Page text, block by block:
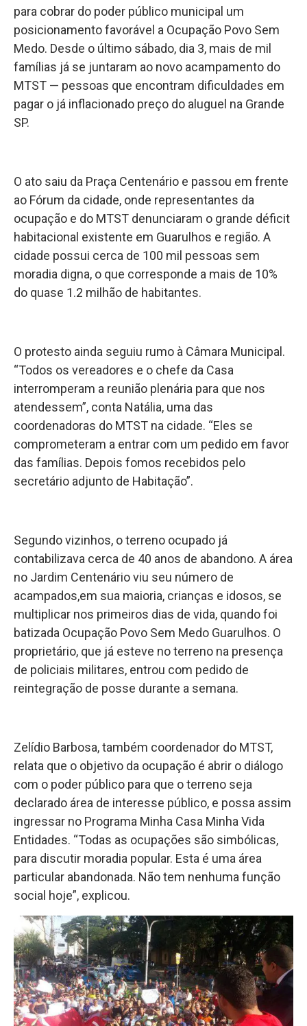
para cobrar do poder público municipal um
posicionamento favorável a Ocupação Povo Sem
Medo. Desde o último sábado, dia 3, mais de mil
famílias já se juntaram ao novo acampamento do
MTST — pessoas que encontram dificuldades em
pagar o já inflacionado preço do aluguel na Grande
SP.
O ato saiu da Praça Centenário e passou em frente
ao Fórum da cidade, onde representantes da
ocupação e do MTST denunciaram o grande déficit
habitacional existente em Guarulhos e região. A
cidade possui cerca de 100 mil pessoas sem
moradia digna, o que corresponde a mais de 10%
do quase 1.2 milhão de habitantes.
O protesto ainda seguiu rumo à Câmara Municipal.
“Todos os vereadores e o chefe da Casa
interromperam a reunião plenária para que nos
atendessem”, conta Natália, uma das
coordenadoras do MTST na cidade. “Eles se
comprometeram a entrar com um pedido em favor
das famílias. Depois fomos recebidos pelo
secretário adjunto de Habitação”.
Segundo vizinhos, o terreno ocupado já
contabilizava cerca de 40 anos de abandono. A área
no Jardim Centenário viu seu número de
acampados,em sua maioria, crianças e idosos, se
multiplicar nos primeiros dias de vida, quando foi
batizada Ocupação Povo Sem Medo Guarulhos. O
proprietário, que já esteve no terreno na presença
de policiais militares, entrou com pedido de
reintegração de posse durante a semana.
Zelídio Barbosa, também coordenador do MTST,
relata que o objetivo da ocupação é abrir o diálogo
com o poder público para que o terreno seja
declarado área de interesse público, e possa assim
ingressar no Programa Minha Casa Minha Vida
Entidades. “Todas as ocupações são simbólicas,
para discutir moradia popular. Esta é uma área
particular abandonada. Não tem nenhuma função
social hoje”, explicou.